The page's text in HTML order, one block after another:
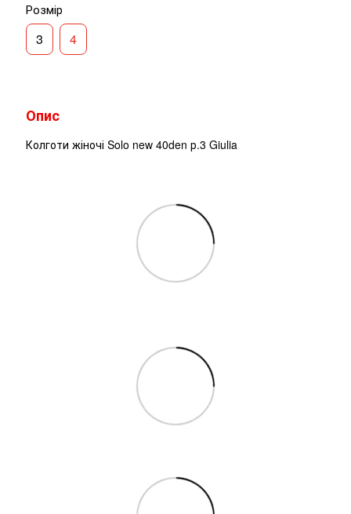
Розмір
3 4
Опис
Колготи жіночі Solo new 40den р.3 Giulia